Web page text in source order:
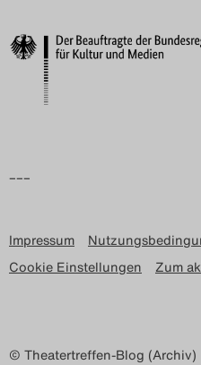
–––
Impressum
Cookie Einstellungen
Zum
© Theatertreffen-Blog (Archiv)